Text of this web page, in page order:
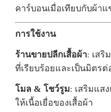
คาร์บอนเมื่อเทียบกับผ้า
การใช้งาน
ร้านขายปลีกเสื้อผ้า: เสริ
ที่เรียบร้อยและเป็นมิตร
โมล & โชว์รูม: เสริมแส
ให้เนื้อเยื่อของเสื้อผ้า